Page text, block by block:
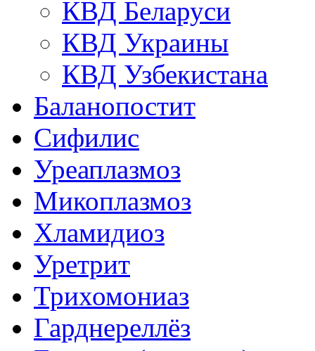
КВД Беларуси
КВД Украины
КВД Узбекистана
Баланопостит
Сифилис
Уреаплазмоз
Микоплазмоз
Хламидиоз
Уретрит
Трихомониаз
Гарднереллёз